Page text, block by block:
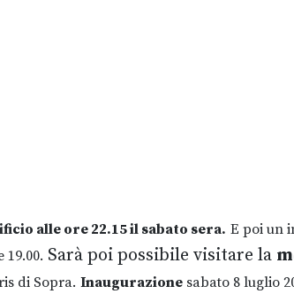
alle ore 22.15 il sabato sera. E poi un
Sarà poi possibile visitare la m
di Sopra. Inaugurazione sabato 8 luglio